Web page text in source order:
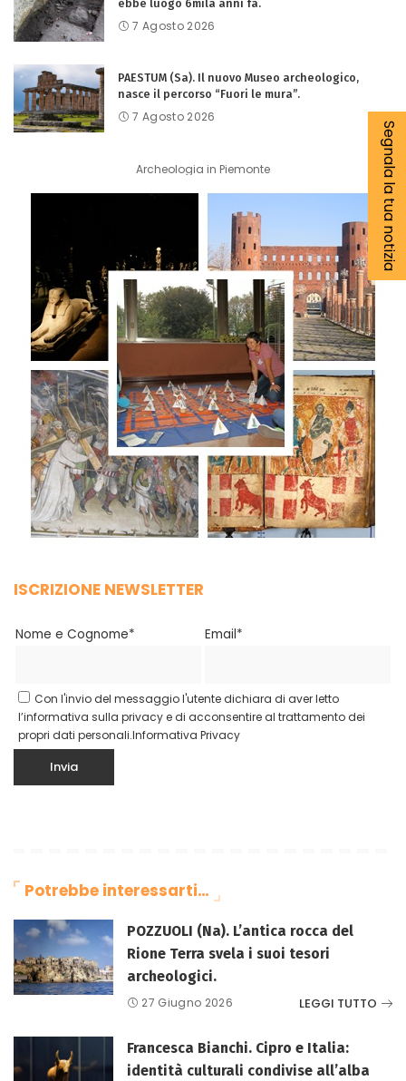
ebbe luogo 6mila anni fa.
7 Agosto 2026
PAESTUM (Sa). Il nuovo Museo archeologico,
nasce il percorso “Fuori le mura”.
7 Agosto 2026
Archeologia in Piemonte
ISCRIZIONE NEWSLETTER
Nome e Cognome* Email*
Con l'invio del messaggio l'utente dichiara di aver letto
l’informativa sulla privacy e di acconsentire al trattamento dei
propri dati personali.Informativa Privacy
Potrebbe interessarti…
POZZUOLI (Na). L’antica rocca del
Rione Terra svela i suoi tesori
archeologici.
27 Giugno 2026 LEGGI TUTTO
Francesca Bianchi. Cipro e Italia:
identità culturali condivise all’alba
Segnala la tua notizia